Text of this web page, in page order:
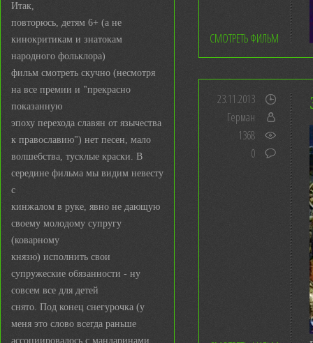
Итак,
повторюсь, детям 6+ (а не
кинокритикам и знатокам
народного фольклора)
фильм смотреть скучно (несмотря
на все премии и "прекрасно
показанную
эпоху перехода славян от язычества
к православию") нет песен, мало
волшебства, тусклые краски. В
середине фильма мы видим невесту
с
кинжалом в руке, явно не дающую
своему молодому супругу
(коварному
князю) исполнить свои
супружеские обязанности - ну
совсем все для детей
снято. Под конец снегурочка (у
меня это слово всегда раньше
ассоциировалось с мандаринами,
СМОТРЕТЬ ФИЛЬМ
23.11.2013
Герман
1368
0